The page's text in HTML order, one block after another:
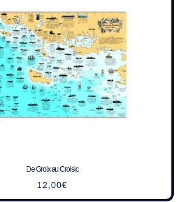
De Groix au Croisic
12,00€